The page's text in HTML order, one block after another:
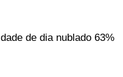
de dia nublado 63%